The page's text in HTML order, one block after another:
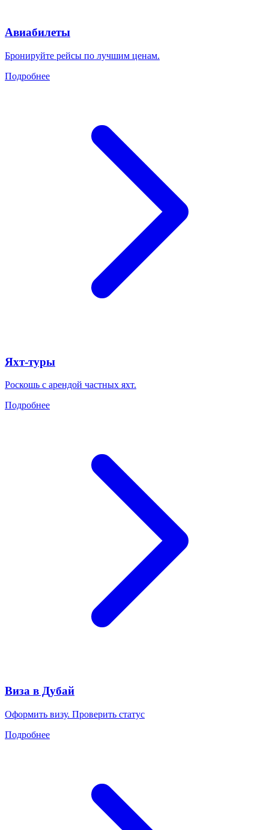
Авиабилеты
Бронируйте рейсы по лучшим ценам.
Подробнее
Яхт-туры
Роскошь с арендой частных яхт.
Подробнее
Виза в Дубай
Оформить визу. Проверить статус
Подробнее